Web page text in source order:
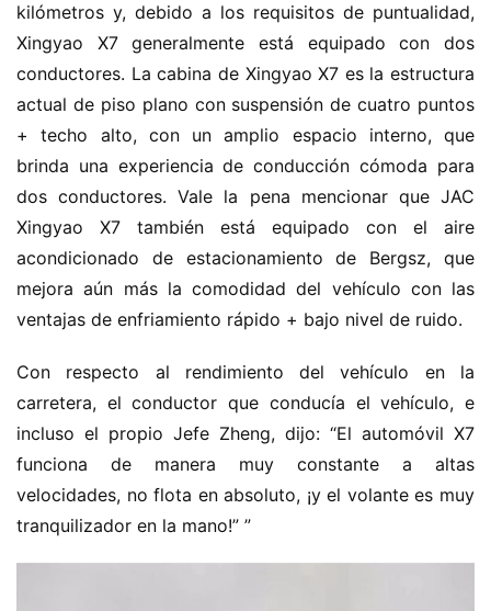
kilómetros y, debido a los requisitos de puntualidad,
Xingyao X7 generalmente está equipado con dos
conductores. La cabina de Xingyao X7 es la estructura
actual de piso plano con suspensión de cuatro puntos
+ techo alto, con un amplio espacio interno, que
brinda una experiencia de conducción cómoda para
dos conductores. Vale la pena mencionar que JAC
Xingyao X7 también está equipado con el aire
acondicionado de estacionamiento de Bergsz, que
mejora aún más la comodidad del vehículo con las
ventajas de enfriamiento rápido + bajo nivel de ruido.
Con respecto al rendimiento del vehículo en la
carretera, el conductor que conducía el vehículo, e
incluso el propio Jefe Zheng, dijo: “El automóvil X7
funciona de manera muy constante a altas
velocidades, no flota en absoluto, ¡y el volante es muy
tranquilizador en la mano!” ”